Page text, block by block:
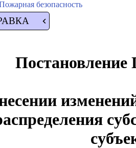
безопасность
Постановление